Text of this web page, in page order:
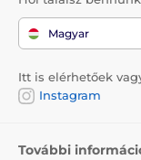
Magyar
Itt is elérhetőek
Instagram
További